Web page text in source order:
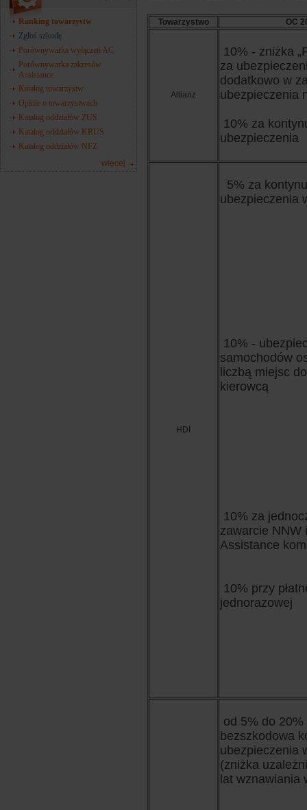
Ranking towarzystw
Zgłoś szkodę
Porównywarka wyłączeń AC
Porównywarka zakresów
Assistance
Katalog towarzystw
Opinie o towarzystwach
Katalog oddziałów ZUS
Katalog oddziałów KRUS
Katalog oddziałów NFZ
więcej
Towarzystwo OC
Allianz
10% - zniżka
za
dodatkowo w
ubezpieczenia
10% za
ubezpieczenia
HDI
5% za
ubezpieczenia
10% -
samochodów
liczbą miejsc
kierowcą
10% za
zawarcie NNW
Assistance
10% przy
jednorazowej
od 5% do 20%
bezszkodowa
ubezpieczenia
(zniżka
lat wznawiania